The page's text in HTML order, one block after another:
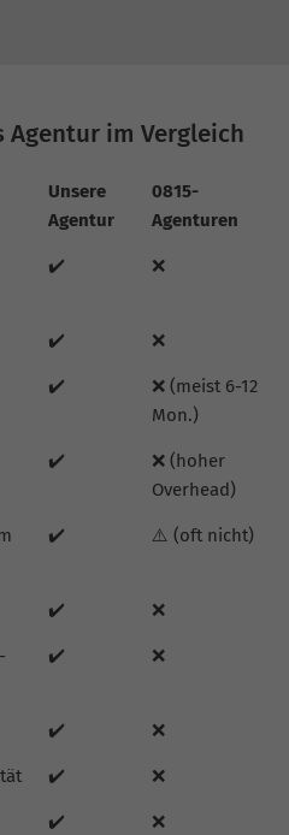
Agentur im Vergleich
Unsere
Agentur
0815-
Agenturen
✔️ ❌
✔️ ❌
✔️
❌ (meist 6-12
Mon.)
✔️
❌ (hoher
Overhead)
✔️ ⚠️ (oft nicht)
✔️ ❌
✔️ ❌
✔️ ❌
✔️ ❌
✔️ ❌